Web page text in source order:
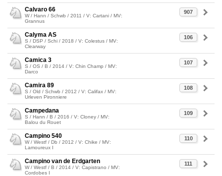
907
Calvaro 66
W / Hann / Schwb / 2011 / V: Cartani / MV:
Grannus
106
Calyma AS
S / DSP / Schi / 2018 / V: Colestus / MV:
Clearway
107
Camica 3
S / OS / B / 2014 / V: Chin Champ / MV:
Darco
108
Camira 89
S / Old / Schwb / 2012 / V: Califax / MV:
Urleven Pironniere
109
Campedana
S / Hann / B / 2016 / V: Cloney / MV:
Balou du Rouet
110
Campino 540
W / Westf / Db / 2012 / V: Chike / MV:
Lamoureux I
111
Campino van de Erdgarten
W / Westf / B / 2014 / V: Capistrano / MV:
Cordobes I